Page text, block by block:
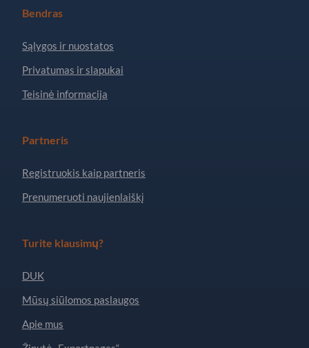
Bendras
Sąlygos ir nuostatos
Privatumas ir slapukai
Teisinė informacija
Partneris
Registruokis kaip partneris
Prenumeruoti naujienlaiškį
Turite klausimų?
DUK
Mūsų siūlomos paslaugos
Apie mus